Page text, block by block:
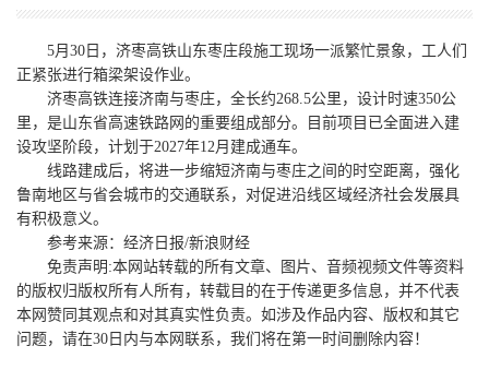
5月30日，济枣高铁山东枣庄段施工现场一派繁忙景象，工人们
正紧张进行箱梁架设作业。
济枣高铁连接济南与枣庄，全长约268.5公里，设计时速350公
里，是山东省高速铁路网的重要组成部分。目前项目已全面进入建
设攻坚阶段，计划于2027年12月建成通车。
线路建成后，将进一步缩短济南与枣庄之间的时空距离，强化
鲁南地区与省会城市的交通联系，对促进沿线区域经济社会发展具
有积极意义。
参考来源：经济日报/新浪财经
免责声明:本网站转载的所有文章、图片、音频视频文件等资料
的版权归版权所有人所有，转载目的在于传递更多信息，并不代表
本网赞同其观点和对其真实性负责。如涉及作品内容、版权和其它
问题，请在30日内与本网联系，我们将在第一时间删除内容！